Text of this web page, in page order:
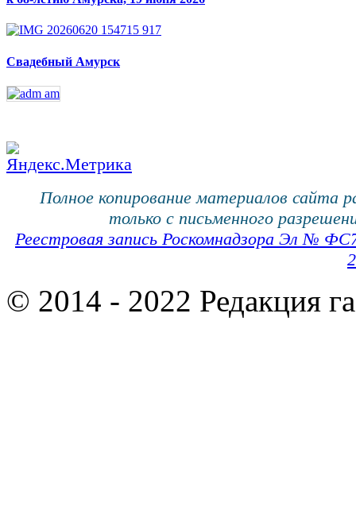
Свадебный Амурск
Полное копирование материалов сайта
только с письменного
Реестровая запись Роскомнадзора Эл №
© 2014 - 2022 Редакция